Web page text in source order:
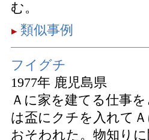
む。
類似事例
フイグチ
1977年 鹿児島県
Ａに家を建てる仕事
は盃にクチを入れて
おそわれた。物知り